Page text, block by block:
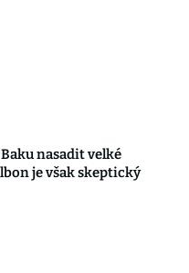
nasadit velké
je však skeptický